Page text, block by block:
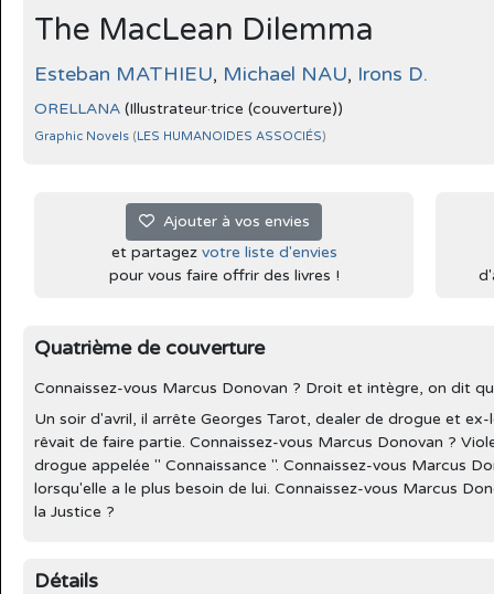
The MacLean Dilemma
Esteban MATHIEU, Michael NAU, Irons D.
ORELLANA (Illustrateur·trice (couverture))
Graphic Novels (LES HUMANOIDES ASSOCIÉS)
Ajouter à vos envies
et partagez votre liste d'envies
pour vous faire offrir des livres !
Quatrième de couverture
Connaissez-vous Marcus Donovan ? Droit et intègre, on dit
Un soir d'avril, il arrête Georges Tarot, dealer de drogue et
rêvait de faire partie. Connaissez-vous Marcus Donovan ?
drogue appelée " Connaissance ". Connaissez-vous Marcus
lorsqu'elle a le plus besoin de lui. Connaissez-vous Marcus
la Justice ?
Détails